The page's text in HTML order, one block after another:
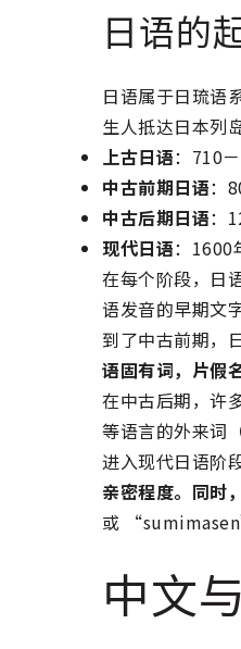
日语的
日语属于日琉语
生人抵达日本列
上古日语：710
中古前期日语：
中古后期日语：
现代日语：1600
在每个阶段，日
语发音的早期文
到了中古前期，
语固有词，片假
在中古后期，
等语言的外来词
进入现代日语阶
亲密程度。同时
或
中文